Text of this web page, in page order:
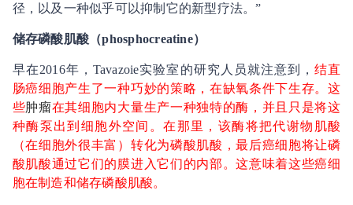
径，以及一种似乎可以抑制它的新型疗法。”
储存磷酸肌酸（phosphocreatine）
早在2016年，Tavazoie实验室的研究人员就注意到，结直
肠癌细胞产生了一种巧妙的策略，在缺氧条件下生存。这
些肿瘤在其细胞内大量生产一种独特的酶，并且只是将这
种酶泵出到细胞外空间。在那里，该酶将把代谢物肌酸
（在细胞外很丰富）转化为磷酸肌酸，最后癌细胞将让磷
酸肌酸通过它们的膜进入它们的内部。这意味着这些癌细
胞在制造和储存磷酸肌酸。